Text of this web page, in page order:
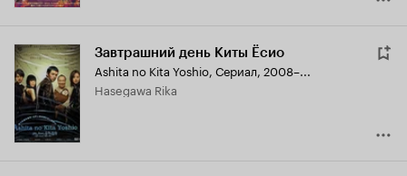
Завтрашний день Киты Ёсио
Ashita no Kita Yoshio, Сериал, 2008–...
Hasegawa Rika